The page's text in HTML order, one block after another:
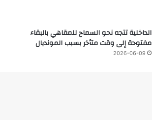
الداخلية تتجه نحو السماح للمقاهي بالبقاء
مفتوحة إلى وقت متأخر بسبب المونديال
2026-06-09